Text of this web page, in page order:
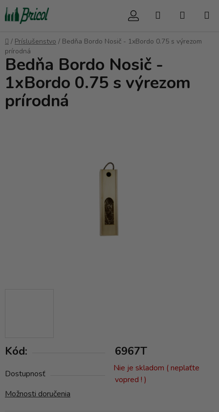
Prejsť
na
obsah
Hľadať
Domov
/ Príslušenstvo / Bedňa Bordo Nosič - 1xBordo 0.75 s výrezom
prírodná
Kód: 6967T
Dostupnosť
Nie je skladom ( neplaťte
vopred ! )
Možnosti doručenia
Bedňa Bordo Nosič -
1xBordo 0.75 s výrezom
prírodná